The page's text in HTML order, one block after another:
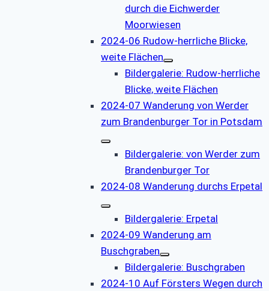
durch die Eichwerder
Moorwiesen
2024-06 Rudow-herrliche Blicke,
weite Flächen
Bildergalerie: Rudow-herrliche
Blicke, weite Flächen
2024-07 Wanderung von Werder
zum Brandenburger Tor in Potsdam
Bildergalerie: von Werder zum
Brandenburger Tor
2024-08 Wanderung durchs Erpetal
Bildergalerie: Erpetal
2024-09 Wanderung am
Buschgraben
Bildergalerie: Buschgraben
2024-10 Auf Försters Wegen durch